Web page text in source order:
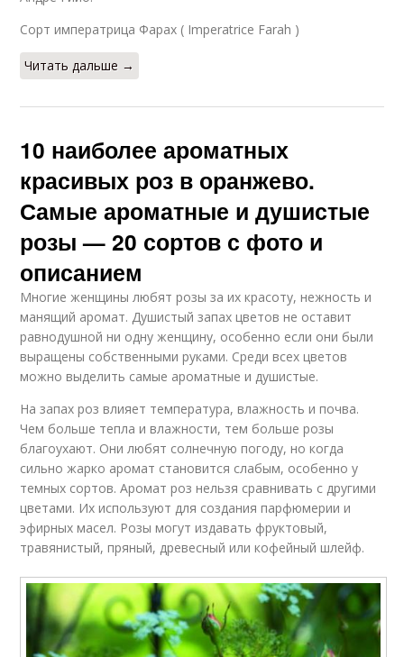
Сорт императрица Фарах ( Imperatrice Farah )
Читать дальше →
10 наиболее ароматных
красивых роз в оранжево.
Самые ароматные и душистые
розы — 20 сортов с фото и
описанием
Многие женщины любят розы за их красоту, нежность и
манящий аромат. Душистый запах цветов не оставит
равнодушной ни одну женщину, особенно если они были
выращены собственными руками. Среди всех цветов
можно выделить самые ароматные и душистые.
На запах роз влияет температура, влажность и почва.
Чем больше тепла и влажности, тем больше розы
благоухают. Они любят солнечную погоду, но когда
сильно жарко аромат становится слабым, особенно у
темных сортов. Аромат роз нельзя сравнивать с другими
цветами. Их используют для создания парфюмерии и
эфирных масел. Розы могут издавать фруктовый,
травянистый, пряный, древесный или кофейный шлейф.